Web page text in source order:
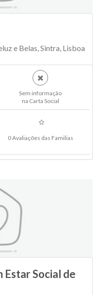
e Belas, Sintra, Lisboa
Sem informação
na Carta Social
0 Avaliações das Familias
Estar Social de